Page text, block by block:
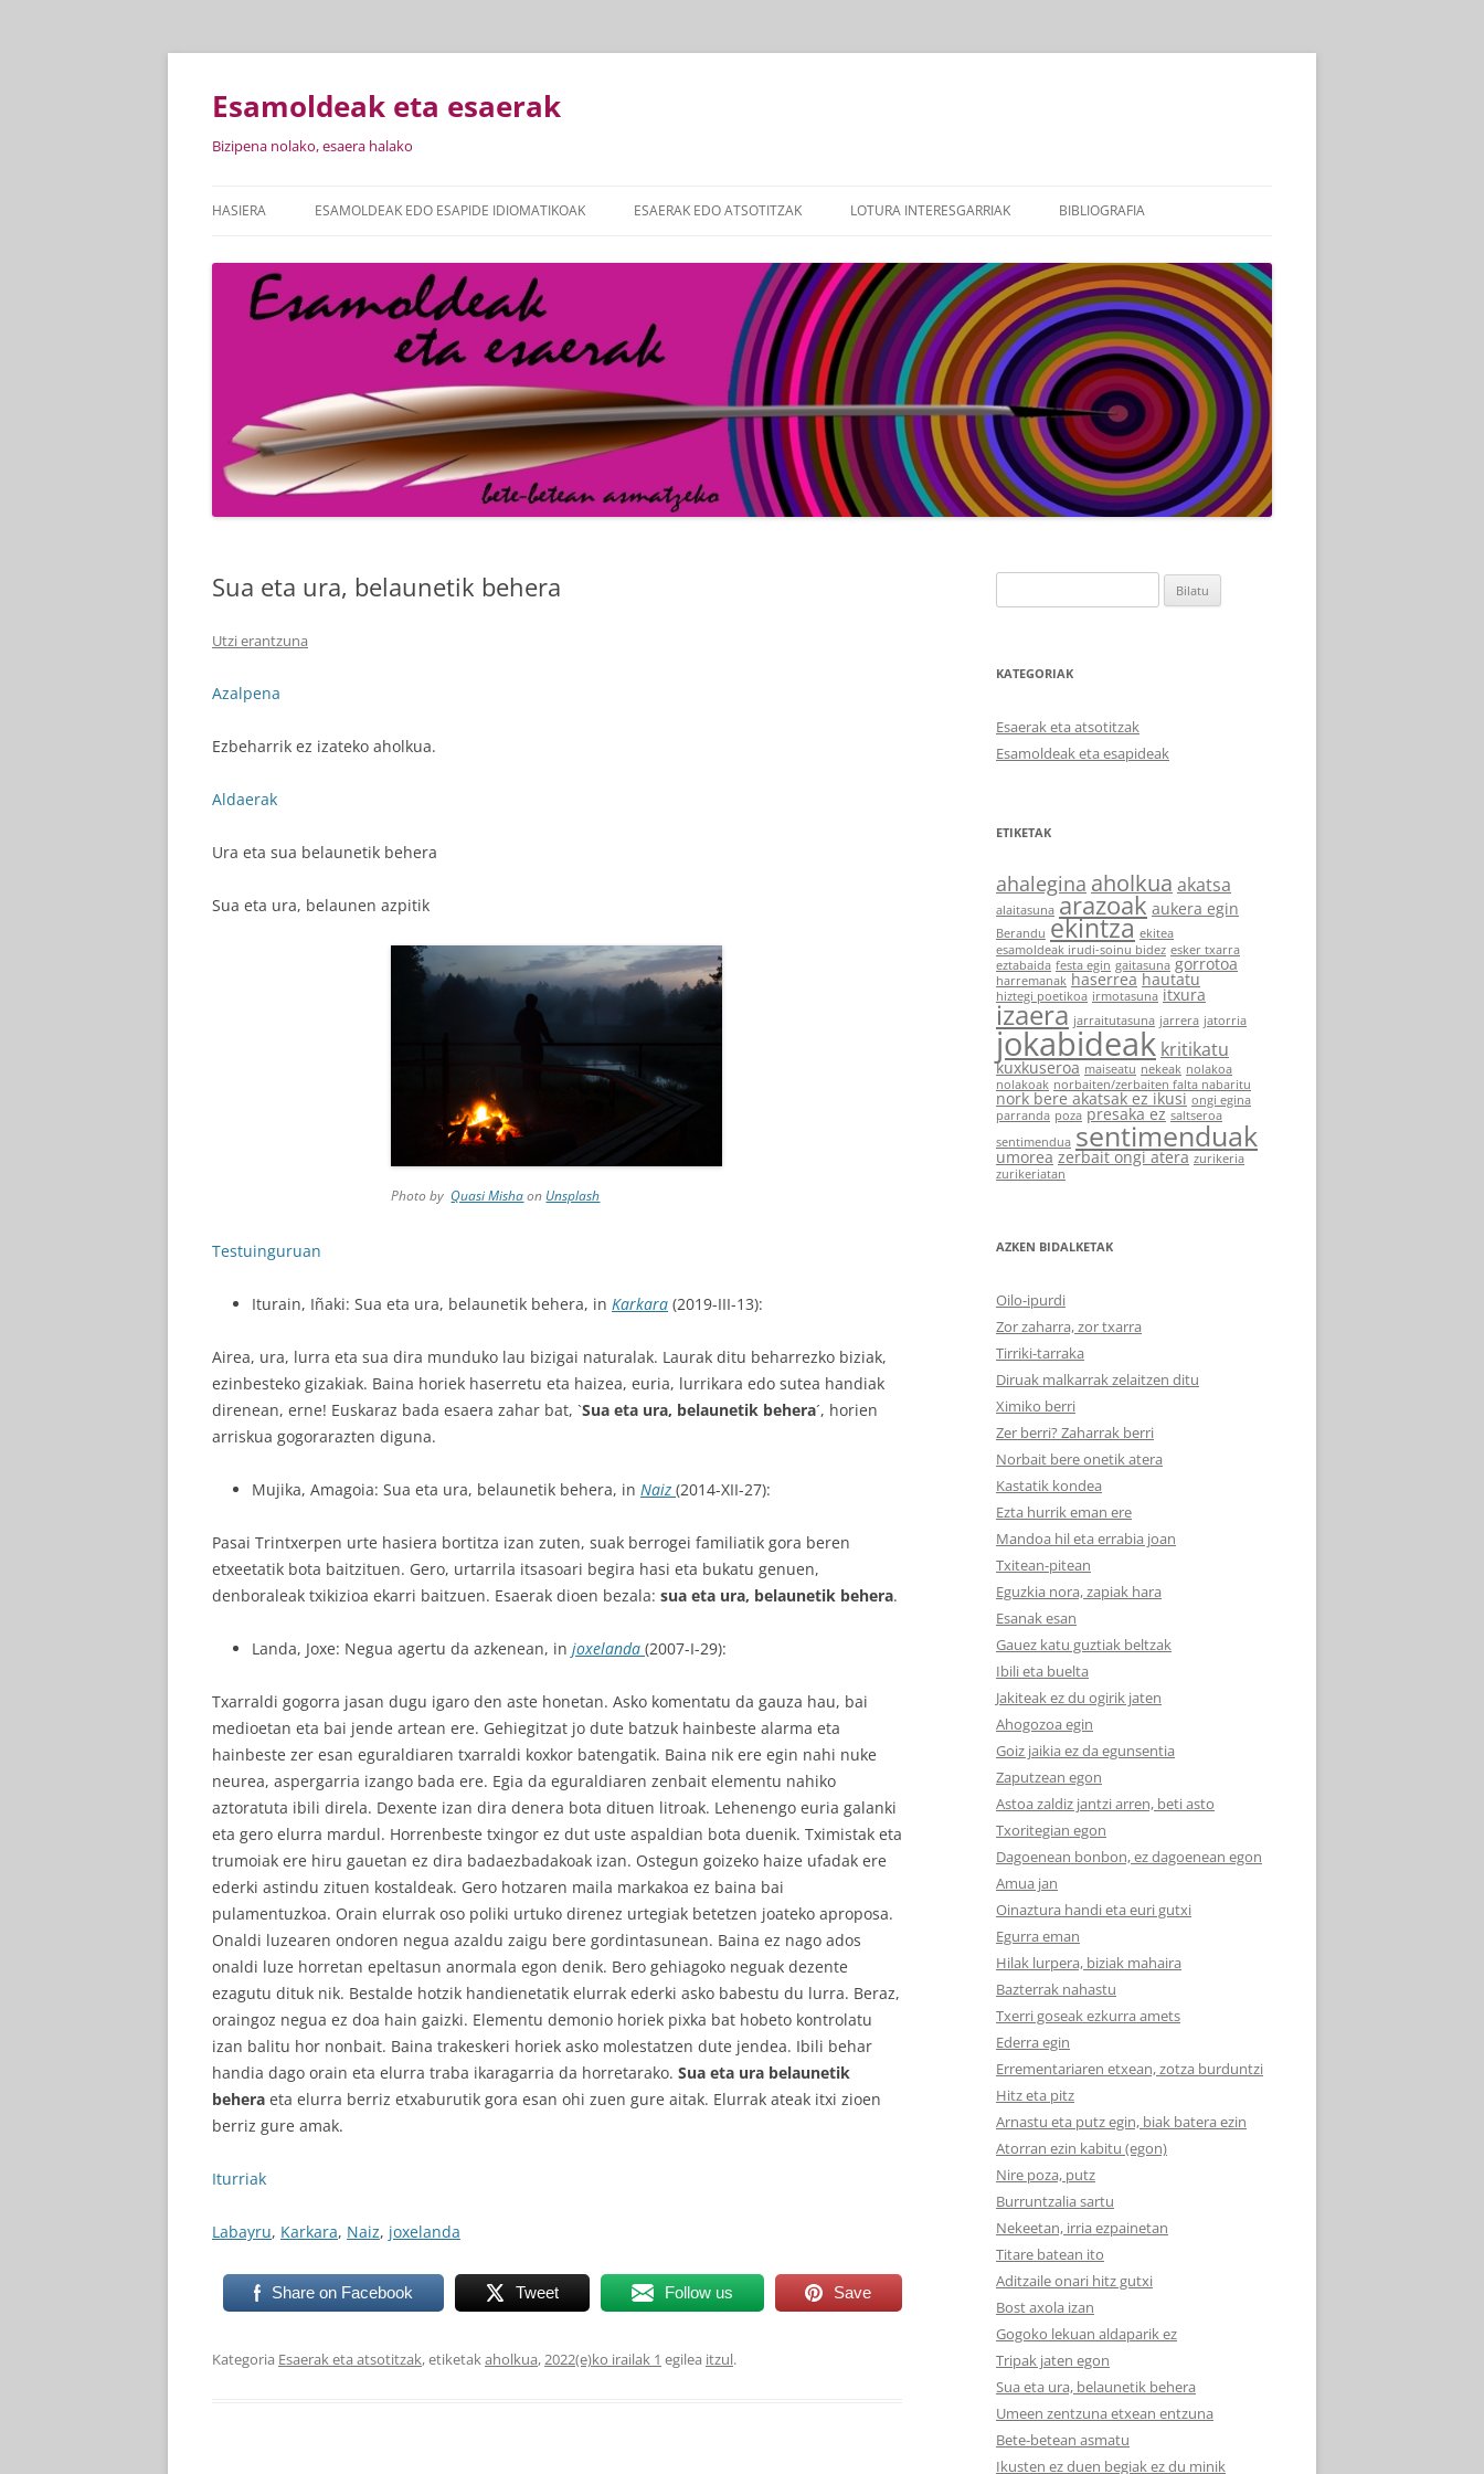
Esamoldeak eta esaerak
Bizipena nolako, esaera halako
salto
HASIERA ESAMOLDEAK EDO ESAPIDE IDIOMATIKOAK ESAERAK EDO ATSOTITZAK LOTURA INTERESGARRIAK BIBLIOGRAFIA
Sua eta ura, belaunetik behera
Utzi erantzuna
Azalpena
Ezbeharrik ez izateko aholkua.
Aldaerak
Ura eta sua belaunetik behera
Sua eta ura, belaunen azpitik
Photo by Quasi Mishaon Unsplash
Testuinguruan
Iturain, Iñaki: Sua eta ura, belaunetik behera, in Karkara (2019-III-13):
Airea, ura, lurra eta sua dira munduko lau bizigai naturalak. Laurak ditu beharrezko biziak,
ezinbesteko gizakiak. Baina horiek haserretu eta haizea, euria, lurrikara edo sutea handiak
direnean, erne! Euskaraz bada esaera zahar bat, `Sua eta ura, belaunetik behera´, horien
arriskua gogorarazten diguna.
Mujika, Amagoia: Sua eta ura, belaunetik behera, in Naiz (2014-XII-27):
Pasai Trintxerpen urte hasiera bortitza izan zuten, suak berrogei familiatik gora beren
etxeetatik bota baitzituen. Gero, urtarrila itsasoari begira hasi eta bukatu genuen,
denboraleak txikizioa ekarri baitzuen. Esaerak dioen bezala: sua eta ura, belaunetik behera.
Landa, Joxe: Negua agertu da azkenean, in joxelanda (2007-I-29):
Txarraldi gogorra jasan dugu igaro den aste honetan. Asko komentatu da gauza hau, bai
medioetan eta bai jende artean ere. Gehiegitzat jo dute batzuk hainbeste alarma eta
hainbeste zer esan eguraldiaren txarraldi koxkor batengatik. Baina nik ere egin nahi nuke
neurea, aspergarria izango bada ere. Egia da eguraldiaren zenbait elementu nahiko
aztoratuta ibili direla. Dexente izan dira denera bota dituen litroak. Lehenengo euria galanki
eta gero elurra mardul. Horrenbeste txingor ez dut uste aspaldian bota duenik. Tximistak eta
trumoiak ere hiru gauetan ez dira badaezbadakoak izan. Ostegun goizeko haize ufadak ere
ederki astindu zituen kostaldeak. Gero hotzaren maila markakoa ez baina bai
pulamentuzkoa. Orain elurrak oso poliki urtuko direnez urtegiak betetzen joateko aproposa.
Onaldi luzearen ondoren negua azaldu zaigu bere gordintasunean. Baina ez nago ados
onaldi luze horretan epeltasun anormala egon denik. Bero gehiagoko neguak dezente
ezagutu dituk nik. Bestalde hotzik handienetatik elurrak ederki asko babestu du lurra. Beraz,
oraingoz negua ez doa hain gaizki. Elementu demonio horiek pixka bat hobeto kontrolatu
izan balitu hor nonbait. Baina trakeskeri horiek asko molestatzen dute jendea. Ibili behar
handia dago orain eta elurra traba ikaragarria da horretarako. Sua eta ura belaunetik
behera eta elurra berriz etxaburutik gora esan ohi zuen gure aitak. Elurrak ateak itxi zioen
berriz gure amak.
Iturriak
Labayru, Karkara, Naiz, joxelanda
Share on Facebook Tweet Follow us Save
Kategoria Esaerak eta atsotitzak, etiketakaholkua,2022(e)ko irailak 1 egilea itzul.
KATEGORIAK
Esaerak eta atsotitzak
Esamoldeak eta esapideak
ETIKETAK
ahalegina aholkua akatsa
alaitasuna arazoak aukera egin
Berandu ekintza ekitea
esamoldeak irudi-soinu bidez esker txarra
eztabaida festa egin gaitasuna gorrotoa
harremanak haserrea hautatu
hiztegi poetikoa irmotasuna itxura
izaera jarraitutasuna jarrera jatorria
jokabideak kritikatu
kuxkuseroa maiseatu nekeak nolakoa
nolakoak norbaiten/zerbaiten falta nabaritu
nork bere akatsak ez ikusi ongi egina
parranda poza presaka ez saltseroa
sentimendua sentimenduak
umorea zerbait ongi atera zurikeria
zurikeriatan
AZKEN BIDALKETAK
Oilo-ipurdi
Zor zaharra, zor txarra
Tirriki-tarraka
Diruak malkarrak zelaitzen ditu
Ximiko berri
Zer berri? Zaharrak berri
Norbait bere onetik atera
Kastatik kondea
Ezta hurrik eman ere
Mandoa hil eta errabia joan
Txitean-pitean
Eguzkia nora, zapiak hara
Esanak esan
Gauez katu guztiak beltzak
Ibili eta buelta
Jakiteak ez du ogirik jaten
Ahogozoa egin
Goiz jaikia ez da egunsentia
Zaputzean egon
Astoa zaldiz jantzi arren, beti asto
Txoritegian egon
Dagoenean bonbon, ez dagoenean egon
Amua jan
Oinaztura handi eta euri gutxi
Egurra eman
Hilak lurpera, biziak mahaira
Bazterrak nahastu
Txerri goseak ezkurra amets
Ederra egin
Errementariaren etxean, zotza burduntzi
Hitz eta pitz
Arnastu eta putz egin, biak batera ezin
Atorran ezin kabitu (egon)
Nire poza, putz
Burruntzalia sartu
Nekeetan, irria ezpainetan
Titare batean ito
Aditzaile onari hitz gutxi
Bost axola izan
Gogoko lekuan aldaparik ez
Tripak jaten egon
Sua eta ura, belaunetik behera
Umeen zentzuna etxean entzuna
Bete-betean asmatu
Ikusten ez duen begiak ez du minik